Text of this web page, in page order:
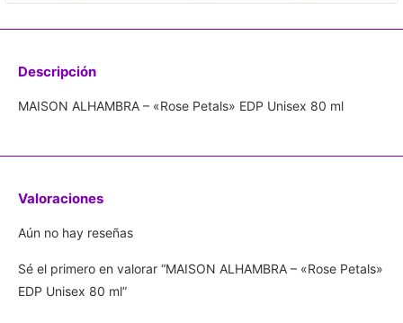
Descripción
MAISON ALHAMBRA – «Rose Petals» EDP Unisex 80 ml
Valoraciones
Aún no hay reseñas
Sé el primero en valorar “MAISON ALHAMBRA – «Rose Petals»
EDP Unisex 80 ml”